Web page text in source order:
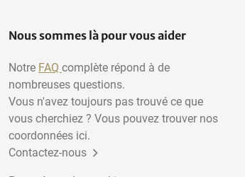
Nous sommes là pour vous aider
Notre FAQ complète répond à de
nombreuses questions.
Vous n'avez toujours pas trouvé ce que
vous cherchiez ? Vous pouvez trouver nos
coordonnées ici.
Contactez-nous